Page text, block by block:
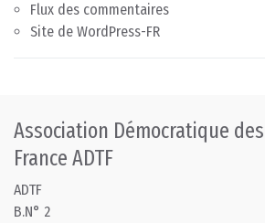
Flux des commentaires
Site de WordPress-FR
Association Démocratique
France ADTF
ADTF
B.N° 2